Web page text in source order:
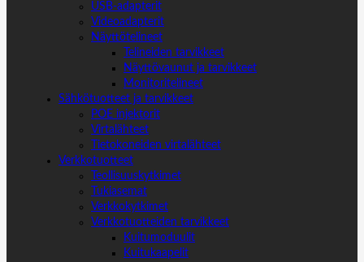
USB-adapterit
Videoadapterit
Näyttötelineet
Telineiden tarvikkeet
Näyttövaunut ja tarvikkeet
Monitoritelineet
Sähkötuotteet ja tarvikkeet
POE injektorit
Virtalähteet
Tietokoneiden virtalähteet
Verkkotuotteet
Teollisuuskytkimet
Tukiasemat
Verkkokytkimet
Verkkotuotteiden tarvikkeet
Kuitumoduulit
Kuitukaapelit